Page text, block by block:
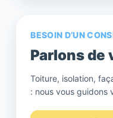
BESOIN D’UN
Parlons de
Toiture, isolation,
: nous vous guidons